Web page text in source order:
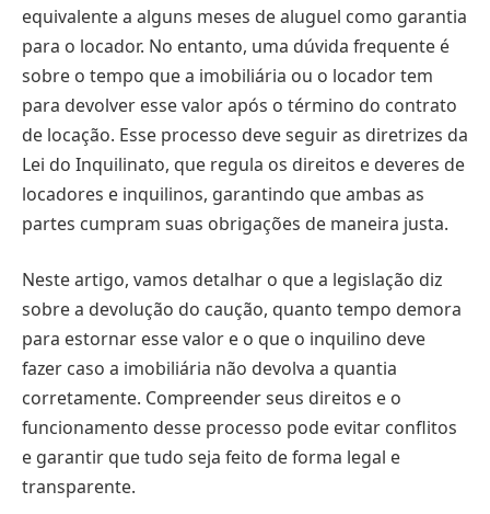
equivalente a alguns meses de aluguel como garantia
para o locador. No entanto, uma dúvida frequente é
sobre o tempo que a imobiliária ou o locador tem
para devolver esse valor após o término do contrato
de locação. Esse processo deve seguir as diretrizes da
Lei do Inquilinato, que regula os direitos e deveres de
locadores e inquilinos, garantindo que ambas as
partes cumpram suas obrigações de maneira justa.
Neste artigo, vamos detalhar o que a legislação diz
sobre a devolução do caução, quanto tempo demora
para estornar esse valor e o que o inquilino deve
fazer caso a imobiliária não devolva a quantia
corretamente. Compreender seus direitos e o
funcionamento desse processo pode evitar conflitos
e garantir que tudo seja feito de forma legal e
transparente.